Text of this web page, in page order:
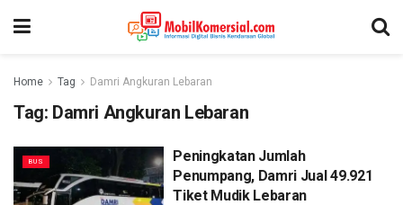
Home Tag Damri Angkuran Lebaran
Tag: Damri Angkuran Lebaran
BUS
Peningkatan Jumlah
Penumpang, Damri Jual 49.921
Tiket Mudik Lebaran